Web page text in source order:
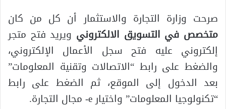
صرحت وزارة التجارة والاستثمار أن كل من كان
متخصص في التسويق الالكتروني ويريد فتح متجر
إلكتروني عليه فتح سجل الأعمال الإلكتروني،
والضغط على رابط “الاتصالات وتقنية المعلومات”
بعد الدخول إلى الموقع، ثم الضغط على رابط
“تكنولوجيا المعلومات” واختيار e- مجال التجارة.